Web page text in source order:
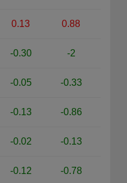
0.13 0.88
-0.30 -2
-0.05 -0.33
-0.13 -0.86
-0.02 -0.13
-0.12 -0.78